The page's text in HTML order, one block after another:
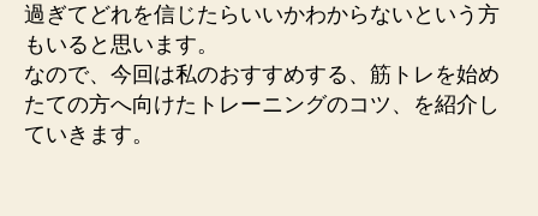
過ぎてどれを信じたらいいかわからないという方
もいると思います。
なので、今回は私のおすすめする、筋トレを始め
たての方へ向けたトレーニングのコツ、を紹介し
ていきます。